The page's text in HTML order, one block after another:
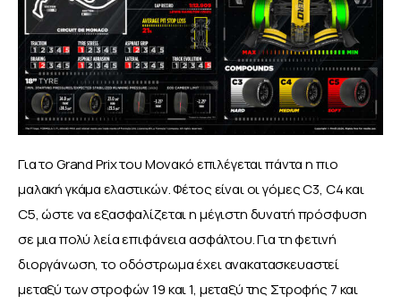
Για το Grand Prix του Μονακό επιλέγεται πάντα η πιο
μαλακή γκάμα ελαστικών. Φέτος είναι οι γόμες C3, C4 και
C5, ώστε να εξασφαλίζεται η μέγιστη δυνατή πρόσφυση
σε μια πολύ λεία επιφάνεια ασφάλτου. Για τη φετινή
διοργάνωση, το οδόστρωμα έχει ανακατασκευαστεί
μεταξύ των στροφών 19 και 1, μεταξύ της Στροφής 7 και